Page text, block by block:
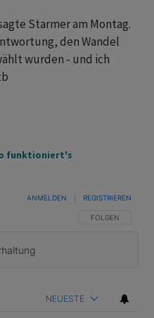
Starmer am Montag.
den Wandel
wurden - und ich
funktioniert's
FOLGE DIESER
FOLGEN
ANMELDEN REGISTRIEREN
NEUESTE